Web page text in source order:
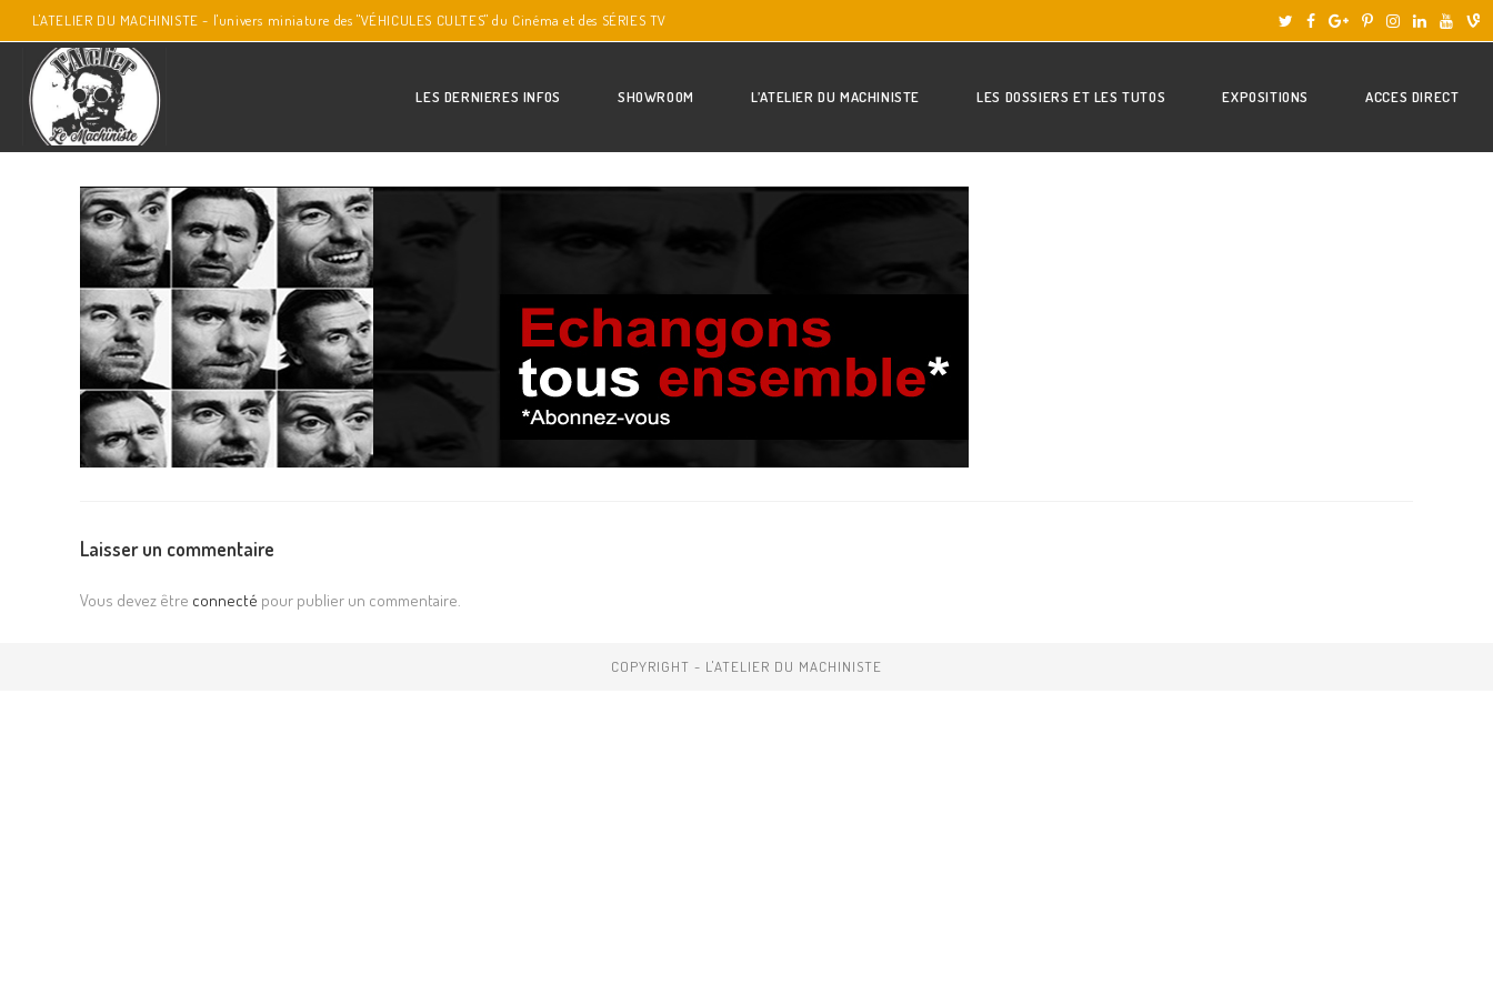
L'ATELIER DU MACHINISTE - l'univers miniature des "VÉHICULES CULTES" du Cinéma et des SÉRIES TV
LES DERNIERES INFOS SHOWROOM L’ATELIER DU MACHINISTE LES DOSSIERS ET LES TUTOS EXPOSITIONS ACCES DIRECT
Laisser un commentaire
Vous devez être connecté pour publier un commentaire.
COPYRIGHT - L'ATELIER DU MACHINISTE